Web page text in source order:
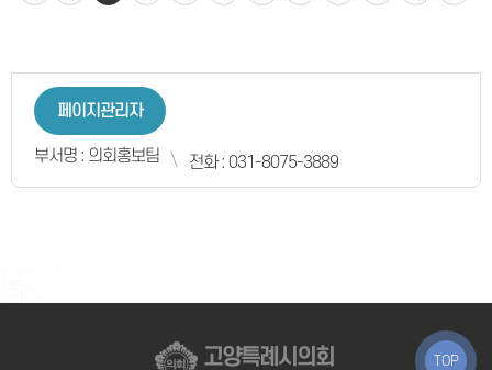
페이지관리자
부서명 : 의회홍보팀 전화 : 031-8075-3889
TOP
고양특례시의회